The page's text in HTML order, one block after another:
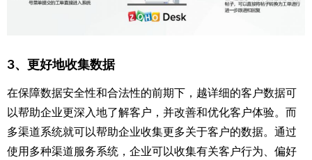
3、更好地收集数据
在保障数据安全性和合法性的前期下，越详细的客户数据可
以帮助企业更深入地了解客户，并改善和优化客户体验。而
多渠道系统就可以帮助企业收集更多关于客户的数据。通过
使用多种渠道服务系统，企业可以收集有关客户行为、偏好